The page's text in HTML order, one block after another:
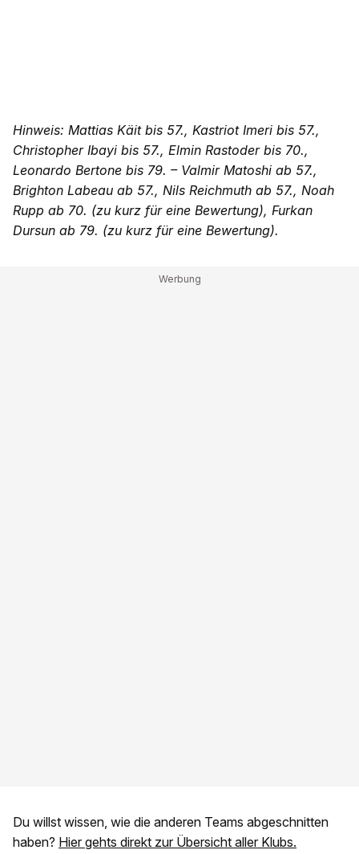
Hinweis: Mattias Käit bis 57., Kastriot Imeri bis 57.,
Christopher Ibayi bis 57., Elmin Rastoder bis 70.,
Leonardo Bertone bis 79. – Valmir Matoshi ab 57.,
Brighton Labeau ab 57., Nils Reichmuth ab 57., Noah
Rupp ab 70. (zu kurz für eine Bewertung), Furkan
Dursun ab 79. (zu kurz für eine Bewertung).
Du willst wissen, wie die anderen Teams abgeschnitten
haben? Hier gehts direkt zur Übersicht aller Klubs.